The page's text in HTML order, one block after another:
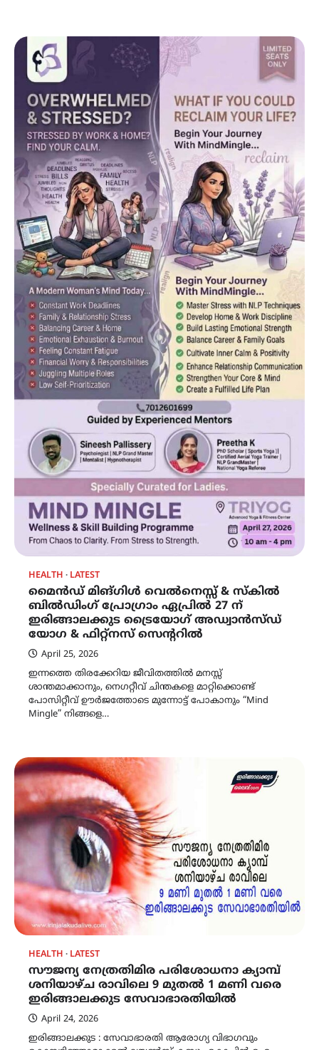
HEALTH LATEST
മൈൻഡ് മിങ്‌ഗിൾ വെൽനെസ്സ് & സ്കിൽ
ബിൽഡിംഗ് പ്രോഗ്രാം ഏപ്രിൽ 27 ന്
ഇരിങ്ങാലക്കുട ട്രൈയോഗ് അഡ്വാൻസ്ഡ്
യോഗ & ഫിറ്റ്നസ് സെന്ററിൽ
April 25, 2026
ഇന്നത്തെ തിരക്കേറിയ ജീവിതത്തിൽ മനസ്സ്
ശാന്തമാക്കാനും, നെഗറ്റീവ് ചിന്തകളെ മാറ്റിക്കൊണ്ട്
പോസിറ്റീവ് ഊർജത്തോടെ മുന്നോട്ട് പോകാനും “Mind
Mingle” നിങ്ങളെ…
HEALTH LATEST
സൗജന്യ നേത്രതിമിര പരിശോധനാ ക്യാമ്പ്
ശനിയാഴ്ച രാവിലെ 9 മുതൽ 1 മണി വരെ
ഇരിങ്ങാലക്കുട സേവാഭാരതിയിൽ
April 24, 2026
ഇരിങ്ങാലക്കുട : സേവാഭാരതി ആരോഗ്യ വിഭാഗവും